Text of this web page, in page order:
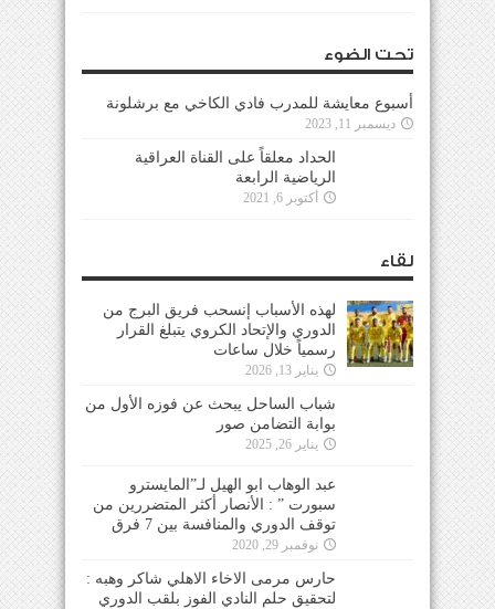
تحت الضوء
أسبوع معايشة للمدرب فادي الكاخي مع برشلونة
ديسمبر 11, 2023
الحداد معلقاً على القناة العراقية
الرياضية الرابعة
أكتوبر 6, 2021
لقاء
لهذه الأسباب إنسحب فريق البرج من
الدوري والإتحاد الكروي يتبلغ القرار
رسمياً خلال ساعات
يناير 13, 2026
شباب الساحل يبحث عن فوزه الأول من
بوابة التضامن صور
يناير 26, 2025
عبد الوهاب ابو الهيل لـ”المايسترو
سبورت ” : الأنصار أكثر المتضررين من
توقف الدوري والمنافسة بين 7 فرق
نوفمبر 29, 2020
حارس مرمى الاخاء الاهلي شاكر وهبه :
لتحقيق حلم النادي الفوز بلقب الدوري